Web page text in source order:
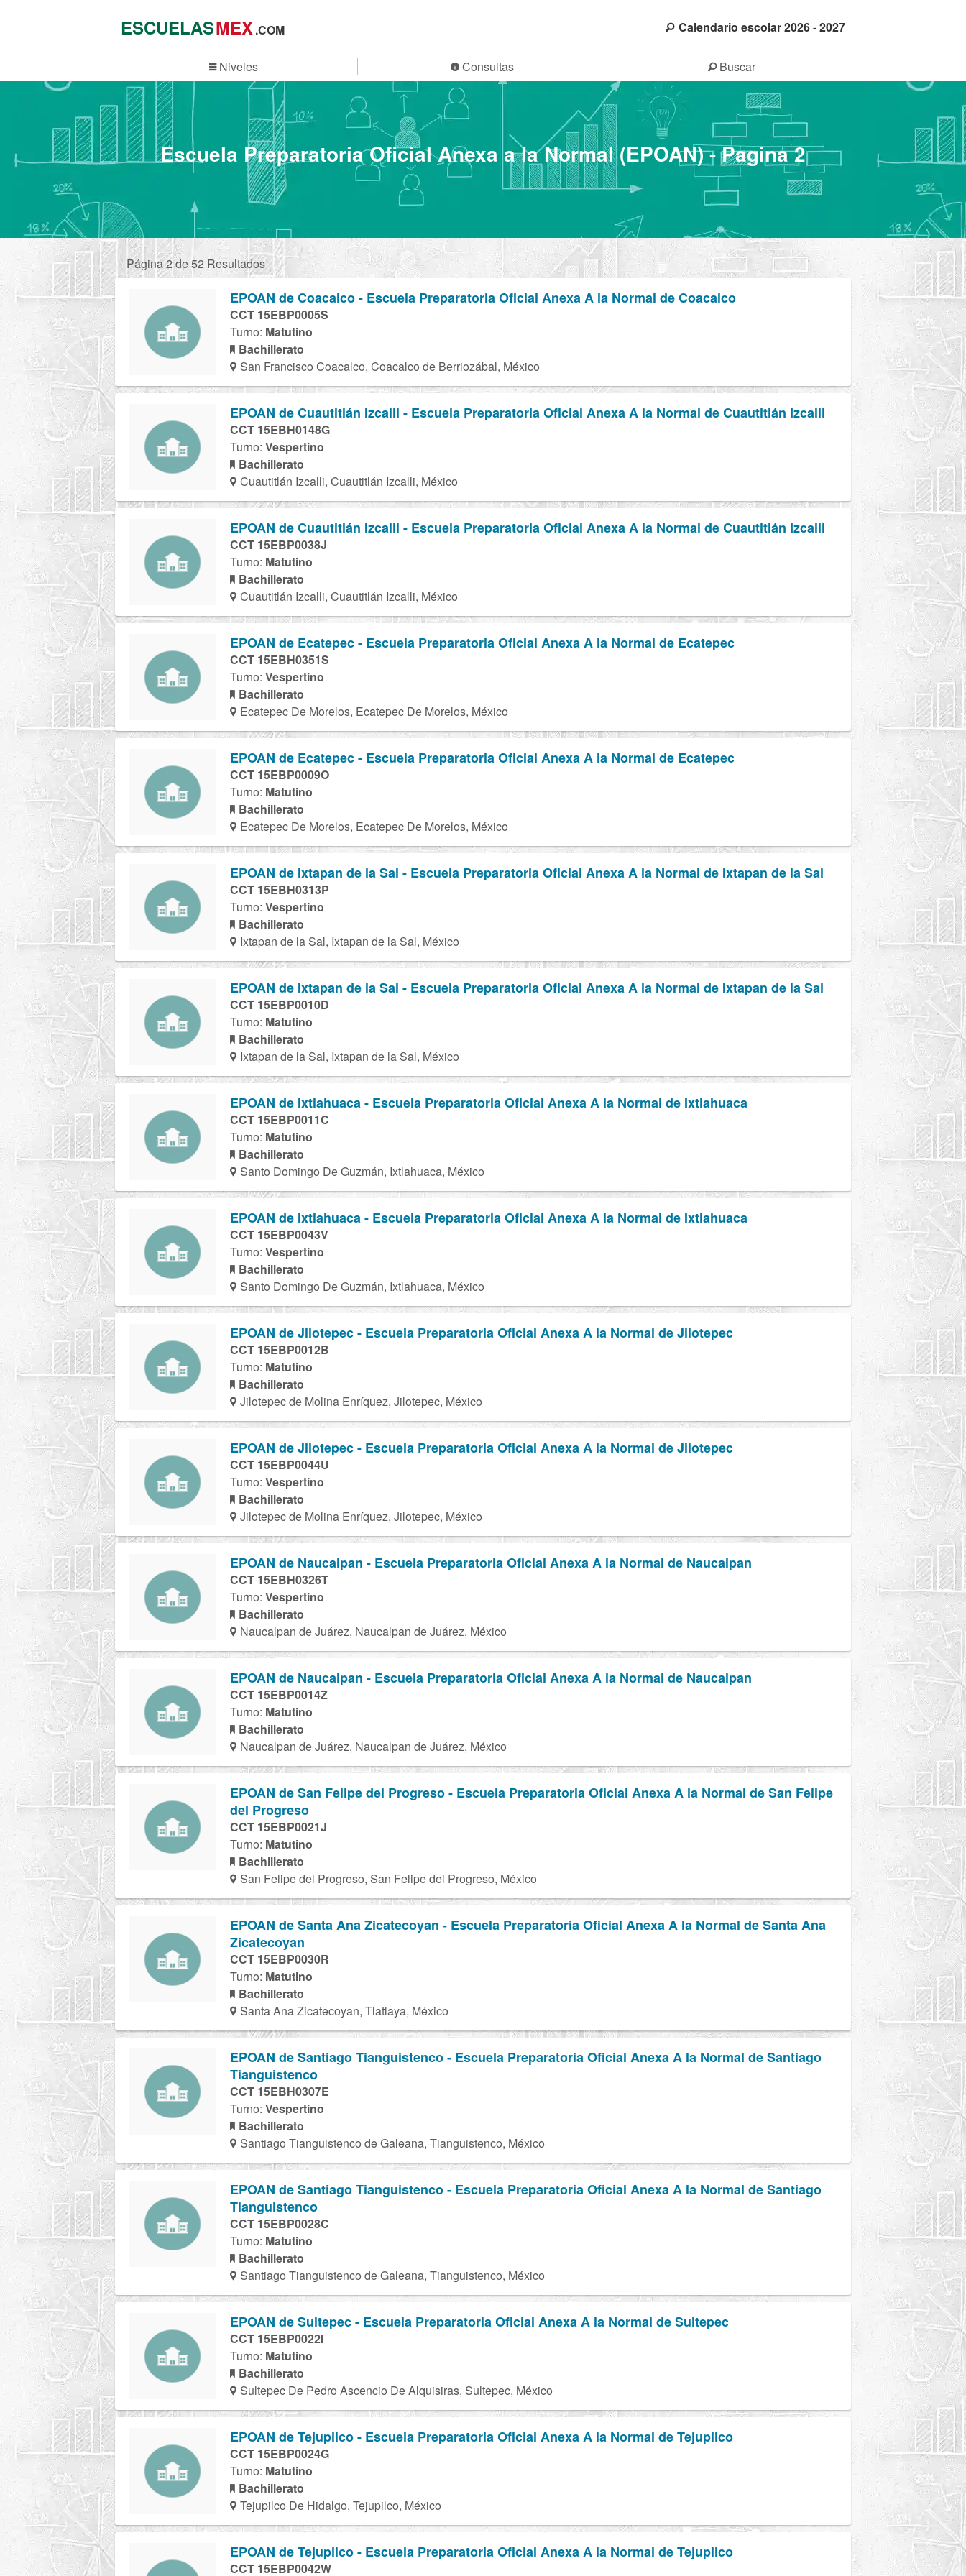
ESCUELASMEX.COM Calendario escolar 2026 - 2027
Niveles Consultas Buscar
Escuela Preparatoria Oficial Anexa a la Normal (EPOAN) - Pagina 2
Página 2 de 52 Resultados
EPOAN de Coacalco - Escuela Preparatoria Oficial Anexa A la Normal de Coacalco
CCT 15EBP0005S
Turno: Matutino
Bachillerato
San Francisco Coacalco, Coacalco de Berriozábal, México
EPOAN de Cuautitlán Izcalli - Escuela Preparatoria Oficial Anexa A la Normal de Cuautitlán Izcalli
CCT 15EBH0148G
Turno: Vespertino
Bachillerato
Cuautitlán Izcalli, Cuautitlán Izcalli, México
EPOAN de Cuautitlán Izcalli - Escuela Preparatoria Oficial Anexa A la Normal de Cuautitlán Izcalli
CCT 15EBP0038J
Turno: Matutino
Bachillerato
Cuautitlán Izcalli, Cuautitlán Izcalli, México
EPOAN de Ecatepec - Escuela Preparatoria Oficial Anexa A la Normal de Ecatepec
CCT 15EBH0351S
Turno: Vespertino
Bachillerato
Ecatepec De Morelos, Ecatepec De Morelos, México
EPOAN de Ecatepec - Escuela Preparatoria Oficial Anexa A la Normal de Ecatepec
CCT 15EBP0009O
Turno: Matutino
Bachillerato
Ecatepec De Morelos, Ecatepec De Morelos, México
EPOAN de Ixtapan de la Sal - Escuela Preparatoria Oficial Anexa A la Normal de Ixtapan de la Sal
CCT 15EBH0313P
Turno: Vespertino
Bachillerato
Ixtapan de la Sal, Ixtapan de la Sal, México
EPOAN de Ixtapan de la Sal - Escuela Preparatoria Oficial Anexa A la Normal de Ixtapan de la Sal
CCT 15EBP0010D
Turno: Matutino
Bachillerato
Ixtapan de la Sal, Ixtapan de la Sal, México
EPOAN de Ixtlahuaca - Escuela Preparatoria Oficial Anexa A la Normal de Ixtlahuaca
CCT 15EBP0011C
Turno: Matutino
Bachillerato
Santo Domingo De Guzmán, Ixtlahuaca, México
EPOAN de Ixtlahuaca - Escuela Preparatoria Oficial Anexa A la Normal de Ixtlahuaca
CCT 15EBP0043V
Turno: Vespertino
Bachillerato
Santo Domingo De Guzmán, Ixtlahuaca, México
EPOAN de Jilotepec - Escuela Preparatoria Oficial Anexa A la Normal de Jilotepec
CCT 15EBP0012B
Turno: Matutino
Bachillerato
Jilotepec de Molina Enríquez, Jilotepec, México
EPOAN de Jilotepec - Escuela Preparatoria Oficial Anexa A la Normal de Jilotepec
CCT 15EBP0044U
Turno: Vespertino
Bachillerato
Jilotepec de Molina Enríquez, Jilotepec, México
EPOAN de Naucalpan - Escuela Preparatoria Oficial Anexa A la Normal de Naucalpan
CCT 15EBH0326T
Turno: Vespertino
Bachillerato
Naucalpan de Juárez, Naucalpan de Juárez, México
EPOAN de Naucalpan - Escuela Preparatoria Oficial Anexa A la Normal de Naucalpan
CCT 15EBP0014Z
Turno: Matutino
Bachillerato
Naucalpan de Juárez, Naucalpan de Juárez, México
EPOAN de San Felipe del Progreso - Escuela Preparatoria Oficial Anexa A la Normal de San Felipe
del Progreso
CCT 15EBP0021J
Turno: Matutino
Bachillerato
San Felipe del Progreso, San Felipe del Progreso, México
EPOAN de Santa Ana Zicatecoyan - Escuela Preparatoria Oficial Anexa A la Normal de Santa Ana
Zicatecoyan
CCT 15EBP0030R
Turno: Matutino
Bachillerato
Santa Ana Zicatecoyan, Tlatlaya, México
EPOAN de Santiago Tianguistenco - Escuela Preparatoria Oficial Anexa A la Normal de Santiago
Tianguistenco
CCT 15EBH0307E
Turno: Vespertino
Bachillerato
Santiago Tianguistenco de Galeana, Tianguistenco, México
EPOAN de Santiago Tianguistenco - Escuela Preparatoria Oficial Anexa A la Normal de Santiago
Tianguistenco
CCT 15EBP0028C
Turno: Matutino
Bachillerato
Santiago Tianguistenco de Galeana, Tianguistenco, México
EPOAN de Sultepec - Escuela Preparatoria Oficial Anexa A la Normal de Sultepec
CCT 15EBP0022I
Turno: Matutino
Bachillerato
Sultepec De Pedro Ascencio De Alquisiras, Sultepec, México
EPOAN de Tejupilco - Escuela Preparatoria Oficial Anexa A la Normal de Tejupilco
CCT 15EBP0024G
Turno: Matutino
Bachillerato
Tejupilco De Hidalgo, Tejupilco, México
EPOAN de Tejupilco - Escuela Preparatoria Oficial Anexa A la Normal de Tejupilco
CCT 15EBP0042W